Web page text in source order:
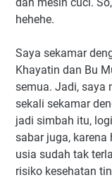
hehehe.
Saya sekamar
Khayatin dan Bu
semua. Jadi, saya
sekali sekamar
jadi simbah itu,
sabar juga,
usia sudah tak
risiko kesehatan